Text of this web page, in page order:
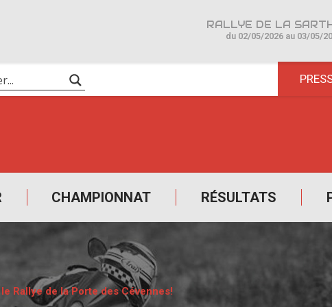
CHAMPIONNAT RÉSULTATS
du 02/05/2026 au 03/05/
Rallye de la Porte des Cévennes!